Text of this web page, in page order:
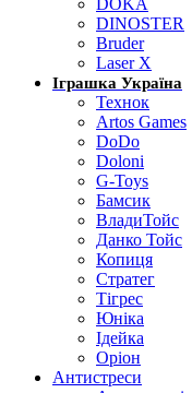
DOKA
DINOSTER
Bruder
Laser X
Іграшка Україна
Технок
Artos Games
DoDo
Doloni
G-Toys
Бамсик
ВладиТойс
Данко Тойс
Копиця
Стратег
Тігрес
Юніка
Ідейка
Оріон
Антистреси